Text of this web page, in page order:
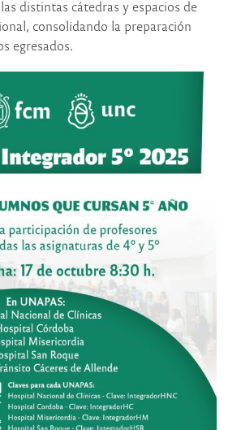
distintas cátedras y espacios de
consolidando la preparación
egresados.